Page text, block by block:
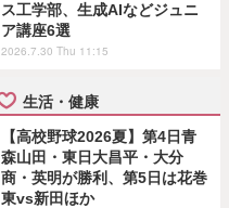
ス工学部、生成AIなどジュニ
ア講座6選
2026.7.30 Thu 11:15
生活・健康
【高校野球2026夏】第4日青
森山田・東日大昌平・大分
商・英明が勝利、第5日は花巻
東vs新田ほか